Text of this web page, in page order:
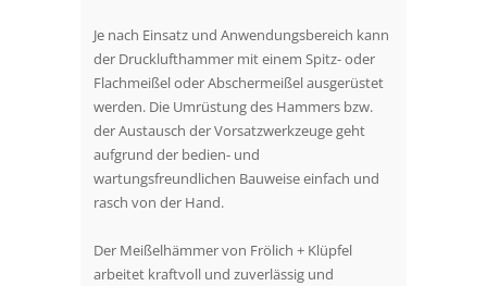
Je nach Einsatz und Anwendungsbereich kann
der Drucklufthammer mit einem Spitz- oder
Flachmeißel oder Abschermeißel ausgerüstet
werden. Die Umrüstung des Hammers bzw.
der Austausch der Vorsatzwerkzeuge geht
aufgrund der bedien- und
wartungsfreundlichen Bauweise einfach und
rasch von der Hand.
Der Meißelhämmer von Frölich + Klüpfel
arbeitet kraftvoll und zuverlässig und